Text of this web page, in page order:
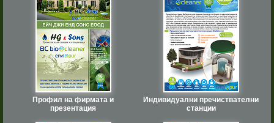
Профил на фирмата и
презентация
Индивидуални пречиствателни
станции